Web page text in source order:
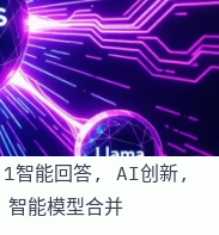
智能回答, AI创新,
能模型合并